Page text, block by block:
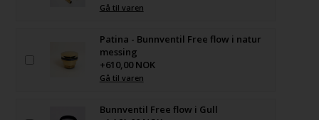
Gå til varen
Patina - Bunnventil Free flow i natur
messing
+610,00 NOK
Gå til varen
Bunnventil Free flow i Gull